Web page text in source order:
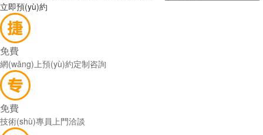
立即預(yù)約
免費
網(wǎng)上預(yù)約定制咨詢
免費
技術(shù)專員上門洽談